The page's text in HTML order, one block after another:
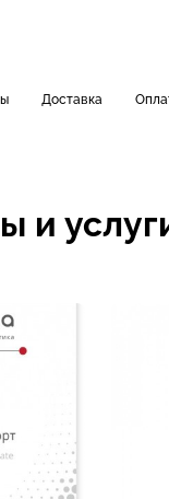
Доставка
и